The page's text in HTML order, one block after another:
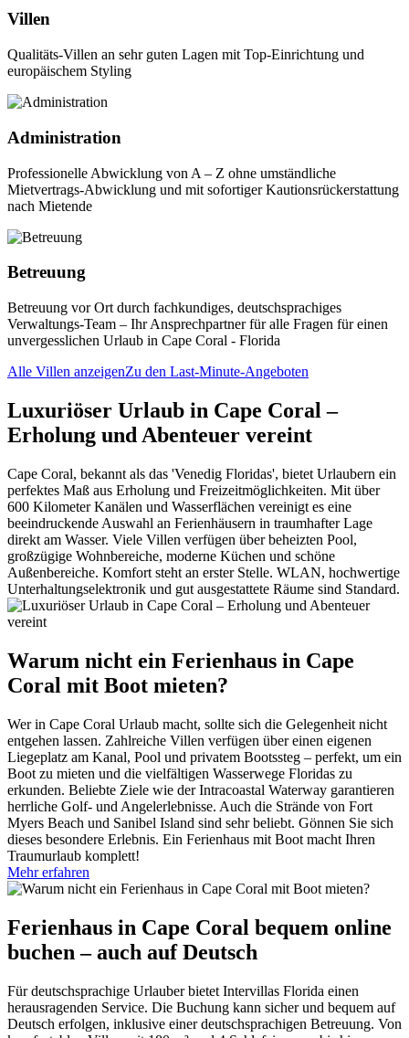
Villen
Qualitäts-Villen an sehr guten Lagen mit Top-Einrichtung und
europäischem Styling
Administration
Professionelle Abwicklung von A – Z ohne umständliche
Mietvertrags-Abwicklung und mit sofortiger Kautionsrückerstattung
nach Mietende
Betreuung
Betreuung vor Ort durch fachkundiges, deutschsprachiges
Verwaltungs-Team – Ihr Ansprechpartner für alle Fragen für einen
unvergesslichen Urlaub in Cape Coral - Florida
Alle Villen anzeigenZu den Last-Minute-Angeboten
Luxuriöser Urlaub in Cape Coral –
Erholung und Abenteuer vereint
Cape Coral, bekannt als das 'Venedig Floridas', bietet Urlaubern ein
perfektes Maß aus Erholung und Freizeitmöglichkeiten. Mit über
600 Kilometer Kanälen und Wasserflächen vereinigt es eine
beeindruckende Auswahl an Ferienhäusern in traumhafter Lage
direkt am Wasser. Viele Villen verfügen über beheizten Pool,
großzügige Wohnbereiche, moderne Küchen und schöne
Außenbereiche. Komfort steht an erster Stelle. WLAN, hochwertige
Unterhaltungselektronik und gut ausgestattete Räume sind Standard.
Warum nicht ein Ferienhaus in Cape
Coral mit Boot mieten?
Wer in Cape Coral Urlaub macht, sollte sich die Gelegenheit nicht
entgehen lassen. Zahlreiche Villen verfügen über einen eigenen
Liegeplatz am Kanal, Pool und privatem Bootssteg – perfekt, um ein
Boot zu mieten und die vielfältigen Wasserwege Floridas zu
erkunden. Beliebte Ziele wie der Intracoastal Waterway garantieren
herrliche Golf- und Angelerlebnisse. Auch die Strände von Fort
Myers Beach und Sanibel Island sind sehr beliebt. Gönnen Sie sich
dieses besondere Erlebnis. Ein Ferienhaus mit Boot macht Ihren
Traumurlaub komplett!
Mehr erfahren
Ferienhaus in Cape Coral bequem online
buchen – auch auf Deutsch
Für deutschsprachige Urlauber bietet Intervillas Florida einen
herausragenden Service. Die Buchung kann sicher und bequem auf
Deutsch erfolgen, inklusive einer deutschsprachigen Betreuung. Von